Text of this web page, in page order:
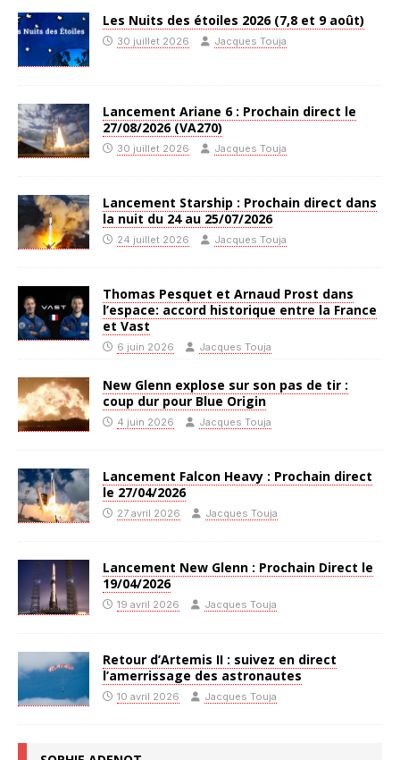
Les Nuits des étoiles 2026 (7,8 et 9 août)
30 juillet 2026 Jacques Touja
Lancement Ariane 6 : Prochain direct le
27/08/2026 (VA270)
30 juillet 2026 Jacques Touja
Lancement Starship : Prochain direct dans
la nuit du 24 au 25/07/2026
24 juillet 2026 Jacques Touja
Thomas Pesquet et Arnaud Prost dans
l’espace: accord historique entre la France
et Vast
6 juin 2026 Jacques Touja
New Glenn explose sur son pas de tir :
coup dur pour Blue Origin
4 juin 2026 Jacques Touja
Lancement Falcon Heavy : Prochain direct
le 27/04/2026
27 avril 2026 Jacques Touja
Lancement New Glenn : Prochain Direct le
19/04/2026
19 avril 2026 Jacques Touja
Retour d’Artemis II : suivez en direct
l’amerrissage des astronautes
10 avril 2026 Jacques Touja